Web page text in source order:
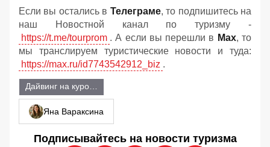
Если вы остались в Телеграме, то подпишитесь на
наш Новостной канал по туризму -
https://t.me/tourprom . А если вы перешли в Мах, то
мы транслируем туристические новости и туда:
https://max.ru/id7743542912_biz .
Яна Вараксина
Подписывайтесь на новости туризма